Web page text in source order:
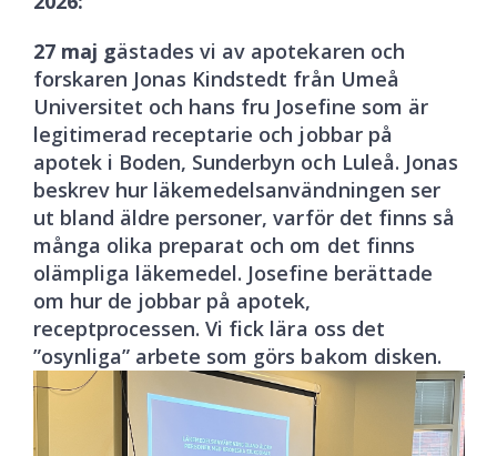
27 maj gästades vi av apotekaren och
forskaren Jonas Kindstedt från Umeå
Universitet och hans fru Josefine som är
legitimerad receptarie och jobbar på
apotek i Boden, Sunderbyn och Luleå. Jonas
beskrev hur läkemedelsanvändningen ser
ut bland äldre personer, varför det finns så
många olika preparat och om det finns
olämpliga läkemedel. Josefine berättade
om hur de jobbar på apotek,
receptprocessen. Vi fick lära oss det
”osynliga” arbete som görs bakom disken.